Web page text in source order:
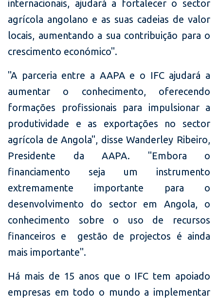
internacionais, ajudará a fortalecer o sector
agrícola angolano e as suas cadeias de valor
locais, aumentando a sua contribuição para o
crescimento económico".
"A parceria entre a AAPA e o IFC ajudará a
aumentar o conhecimento, oferecendo
formações profissionais para impulsionar a
produtividade e as exportações no sector
agrícola de Angola", disse Wanderley Ribeiro,
Presidente da AAPA. "Embora o
financiamento seja um instrumento
extremamente importante para o
desenvolvimento do sector em Angola, o
conhecimento sobre o uso de recursos
financeiros e gestão de projectos é ainda
mais importante".
Há mais de 15 anos que o IFC tem apoiado
empresas em todo o mundo a implementar